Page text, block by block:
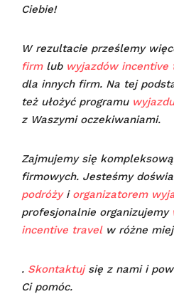
Ciebie!
W rezultacie prześlemy
firmlub wyjazdów incentive
dla innych firm. Na tej
też ułożyć programu
z Waszymi oczekiwaniami.
Zajmujemy się
firmowych. Jesteśmy
podróżyi organizatorem
profesjonalnie organizujemy
incentive travelw różne
. Skontaktujsię z nami i
Ci pomóc.